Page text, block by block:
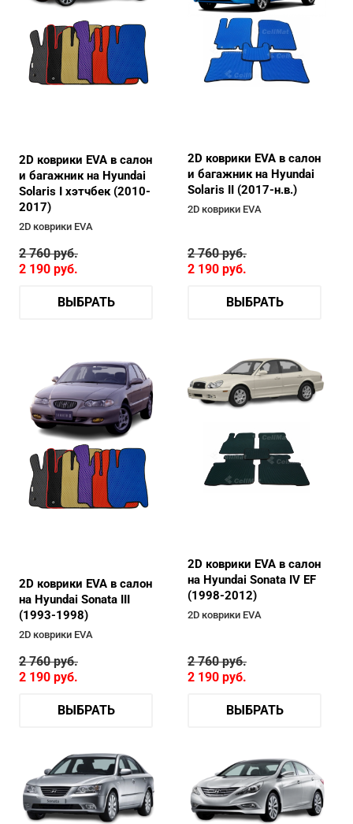
2D коврики EVA в салон
и багажник на Hyundai
Solaris I хэтчбек (2010-
2017)
2D коврики EVA
2 760руб.
2 190 руб.
ВЫБРАТЬ
2D коврики EVA в салон
и багажник на Hyundai
Solaris II (2017-н.в.)
2D коврики EVA
2 760руб.
2 190 руб.
ВЫБРАТЬ
2D коврики EVA в салон
на Hyundai Sonata III
(1993-1998)
2D коврики EVA
2 760руб.
2 190 руб.
ВЫБРАТЬ
2D коврики EVA в салон
на Hyundai Sonata IV EF
(1998-2012)
2D коврики EVA
2 760руб.
2 190 руб.
ВЫБРАТЬ